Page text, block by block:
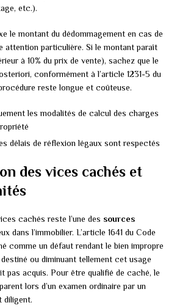
etc.).
le montant du dédommagement en cas de
attention particulière. Si le montant paraît
à 10% du prix de vente), sachez que le
conformément à l’article 1231-5 du
reste longue et coûteuse.
les modalités de calcul des charges
délais de réflexion légaux sont respectés
des vices cachés et
cachés reste l’une des sources
dans l’immobilier. L’article 1641 du Code
comme un défaut rendant le bien impropre
ou diminuant tellement cet usage
pas acquis. Pour être qualifié de caché, le
lors d’un examen ordinaire par un
diligent.